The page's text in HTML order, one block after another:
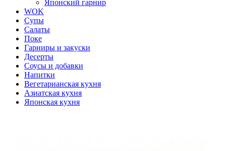
Японский гарнир
WOK
Супы
Салаты
Поке
Гарниры и закуски
Десерты
Соусы и добавки
Напитки
Вегетарианская кухня
Азиатская кухня
Японская кухня